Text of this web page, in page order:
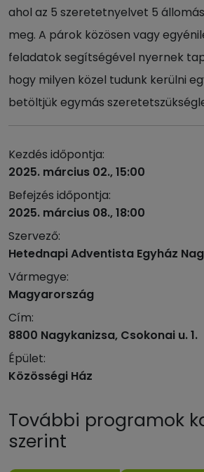
ahol az 5 szeretetnyelvet 5
meg. A párok közösen vagy
feladatok segítségével nyernek
hogy milyen közel tudunk kerülni
betöltjük egymás
Kezdés időpontja:
2025. március 02., 15:00
Befejzés időpontja:
2025. március 08., 18:00
Szervező:
Hetednapi Adventista Egyház
Vármegye:
Magyarország
Cím:
8800 Nagykanizsa, Csokonai u. 1.
Épület:
Közösségi Ház
További programok
szerint